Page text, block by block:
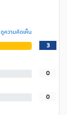
ดูความคิดเห็น
3
0
0